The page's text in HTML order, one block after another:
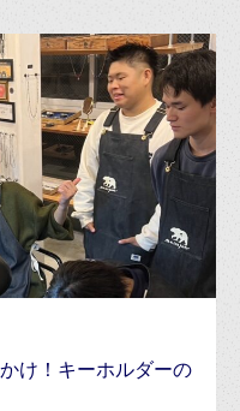
け！キーホルダーの